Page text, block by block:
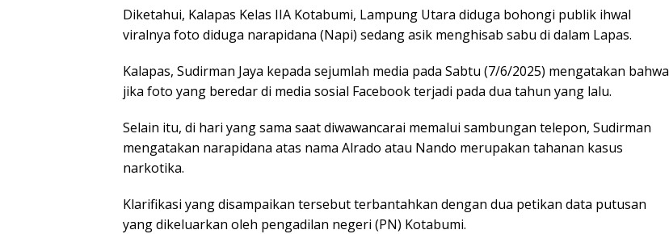
Diketahui, Kalapas Kelas IIA Kotabumi, Lampung Utara diduga bohongi publik ihwal
viralnya foto diduga narapidana (Napi) sedang asik menghisab sabu di dalam Lapas.
Kalapas, Sudirman Jaya kepada sejumlah media pada Sabtu (7/6/2025) mengatakan bahwa
jika foto yang beredar di media sosial Facebook terjadi pada dua tahun yang lalu.
Selain itu, di hari yang sama saat diwawancarai memalui sambungan telepon, Sudirman
mengatakan narapidana atas nama Alrado atau Nando merupakan tahanan kasus
narkotika.
Klarifikasi yang disampaikan tersebut terbantahkan dengan dua petikan data putusan
yang dikeluarkan oleh pengadilan negeri (PN) Kotabumi.